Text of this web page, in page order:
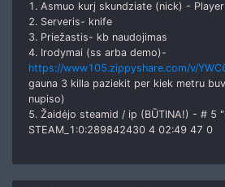
1. Asmuo kurį skundziate (nick) - Player
2. Serveris- knife
3. Priežastis- kb naudojimas
4. Irodymai (ss arba demo)-
https://www105.zippyshare.com/v/
gauna 3 killa paziekit per kiek metru
nupiso)
5. Žaidėjo steamid / ip (BŪTINA!) - # 5
STEAM_1:0:289842430 4 02:49 47 0